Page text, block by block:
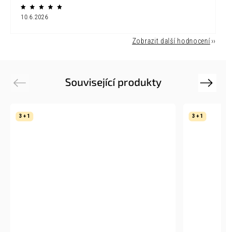
10.6.2026
Zobrazit další hodnocení
Související produkty
Previous
3 + 1 3 + 1
Next